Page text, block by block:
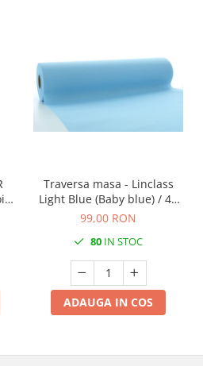
Traversa masa - Linclass
Light Blue (Baby blue) / 40
cm x 24 m / 1 rola
99,00 RON
80 IN STOC
ADAUGA IN COS